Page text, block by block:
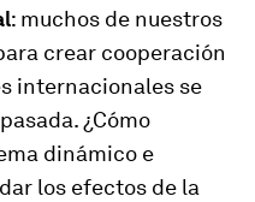
: muchos de nuestros
crear cooperación
internacionales se
¿Cómo
dinámico e
los efectos de la